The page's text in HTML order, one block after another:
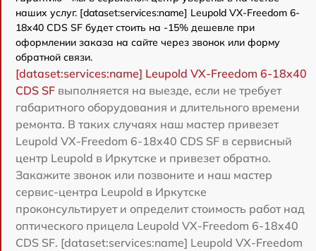
наших услуг. [dataset:services:name] Leupold VX-Freedom 6-
18x40 CDS SF будет стоить на -15% дешевле при
оформлении заказа на сайте через звонок или форму
обратной связи.
[dataset:services:name] Leupold VX-Freedom 6-18x40
CDS SF выполняется на выезде, если не требует
габаритного оборудования и длительного времени
ремонта. В таких случаях наш мастер привезет
Leupold VX-Freedom 6-18x40 CDS SF в сервисный
центр Leupold в Иркутске и привезет обратно.
Закажите звонок или позвоните и наш мастер
сервис-центра Leupold в Иркутске
проконсультирует и определит стоимость работ над
оптического прицела Leupold VX-Freedom 6-18x40
CDS SF. [dataset:services:name] Leupold VX-Freedom